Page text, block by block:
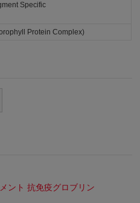
Specific
Protein Complex)
ント 抗免疫グロブリン